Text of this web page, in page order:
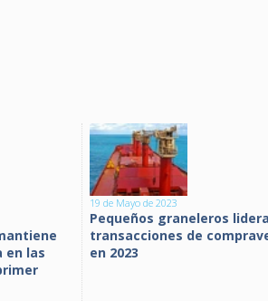
en las
19 de Mayo de 2023
Pequeños graneleros
transacciones de
en 2023